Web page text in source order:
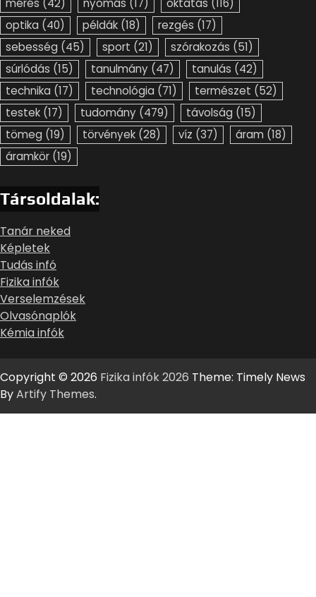
mérés (42) nyomás (17) oktatás (116)
optika (40) példák (18) rezgés (17)
sebesség (45) sport (21) szórakozás (51)
súrlódás (15) tanulmány (47) tanulás (42)
technika (17) technológia (71) természet (52)
testek (17) tudomány (479) távolság (15)
tömeg (19) törvények (28) víz (37) áram (18)
áramkör (19)
Társoldalak:
Tanár neked
Képletek
Tudás infó
Fizika infók
Verselemzések
Olvasónaplók
Kémia infók
Copyright © 2026 Fizika infók 2026 Theme: Timely News
ByArtify Themes.